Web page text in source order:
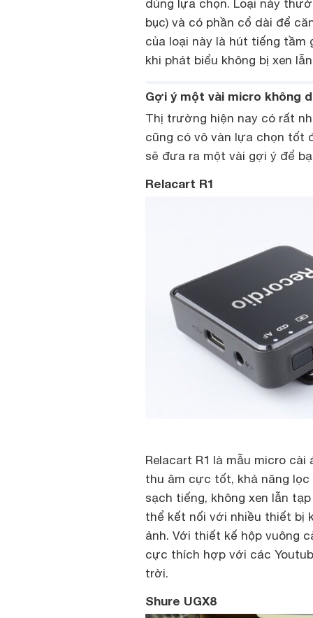
dùng lựa chọn. Loại này
bục) và có phần cổ dài để
của loại này là hút tiếng
khi phát biểu không bị xen
Gợi ý một vài micro không
Thị trường hiện nay có rất
cũng có vô vàn lựa chọn tốt
sẽ đưa ra một vài gợi ý để
Relacart R1
Relacart R1 là mẫu micro
thu âm cực tốt, khả năng
sạch tiếng, không xen lẫn
thể kết nối với nhiều thiết bị
ảnh. Với thiết kế hộp vuông
cực thích hợp với các
trời.
Shure UGX8